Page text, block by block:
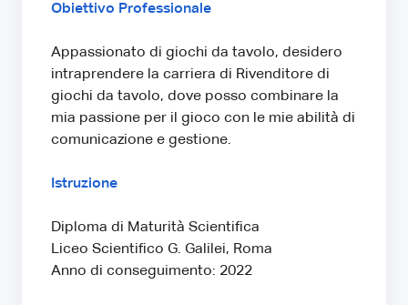
Obiettivo Professionale
Appassionato di giochi da tavolo, desidero
intraprendere la carriera di Rivenditore di
giochi da tavolo, dove posso combinare la
mia passione per il gioco con le mie abilità di
comunicazione e gestione.
Istruzione
Diploma di Maturità Scientifica
Liceo Scientifico G. Galilei, Roma
Anno di conseguimento: 2022